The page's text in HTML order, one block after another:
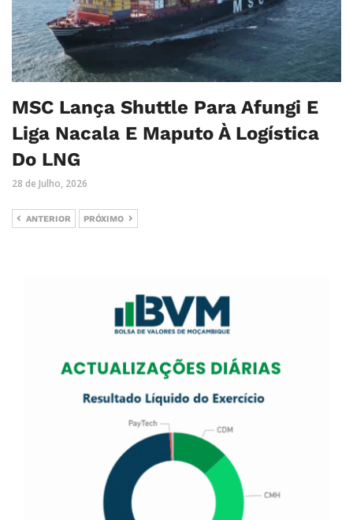
MSC Lança Shuttle Para Afungi E
Liga Nacala E Maputo À Logística
Do LNG
28 de Julho, 2026
ANTERIOR PRÓXIMO